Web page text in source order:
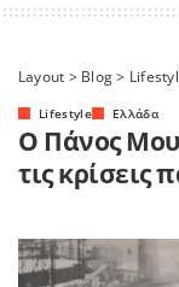
Layout > Blog>
Lifestyle Ελλάδα
Ο Πάνος
τις κρίσεις